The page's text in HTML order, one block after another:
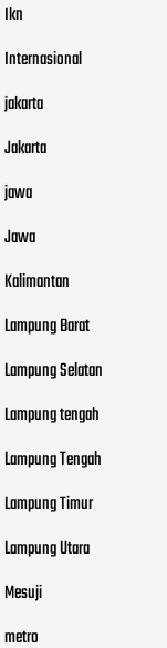
Ikn
Internasional
jakarta
Jakarta
jawa
Jawa
Kalimantan
Lampung Barat
Lampung Selatan
Lampung tengah
Lampung Tengah
Lampung Timur
Lampung Utara
Mesuji
metro